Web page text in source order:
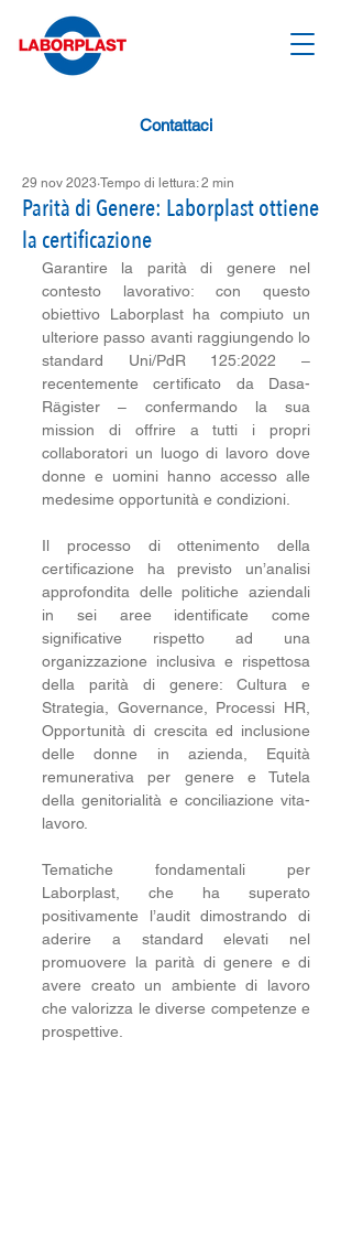
Contattaci
Parità di Genere: Laborplast ottiene
la certificazione
29 nov 2023 Tempo di lettura: 2 min
Garantire la parità di genere nel
contesto lavorativo: con questo
obiettivo Laborplast ha compiuto un
ulteriore passo avanti raggiungendo lo
standard Uni/PdR 125:2022 –
recentemente certificato da Dasa-
Rägister – confermando la sua
mission di offrire a tutti i propri
collaboratori un luogo di lavoro dove
donne e uomini hanno accesso alle
medesime opportunità e condizioni.
Il processo di ottenimento della
certificazione ha previsto un’analisi
approfondita delle politiche aziendali
in sei aree identificate come
significative rispetto ad una
organizzazione inclusiva e rispettosa
della parità di genere: Cultura e
Strategia, Governance, Processi HR,
Opportunità di crescita ed inclusione
delle donne in azienda, Equità
remunerativa per genere e Tutela
della genitorialità e conciliazione vita-
lavoro.
Tematiche fondamentali per
Laborplast, che ha superato
positivamente l’audit dimostrando di
aderire a standard elevati nel
promuovere la parità di genere e di
avere creato un ambiente di lavoro
che valorizza le diverse competenze e
prospettive.